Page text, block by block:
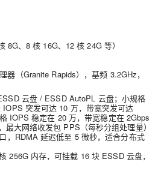
8G、8 核 16G、12 核 24G 等）
（Granite Rapids），基频 3.2GHz，
云盘 / ESSD AutoPL 云盘；小规格
突发可达 10 万，带宽突发可达
IOPS 稳定在 20 万，带宽稳定在 2Gbps
大网络收发包 PPS（每秒分组处理量）
，RDMA 延迟低至 5 微秒，适合分布式
256G 内存，可挂载 16 块 ESSD 云盘，